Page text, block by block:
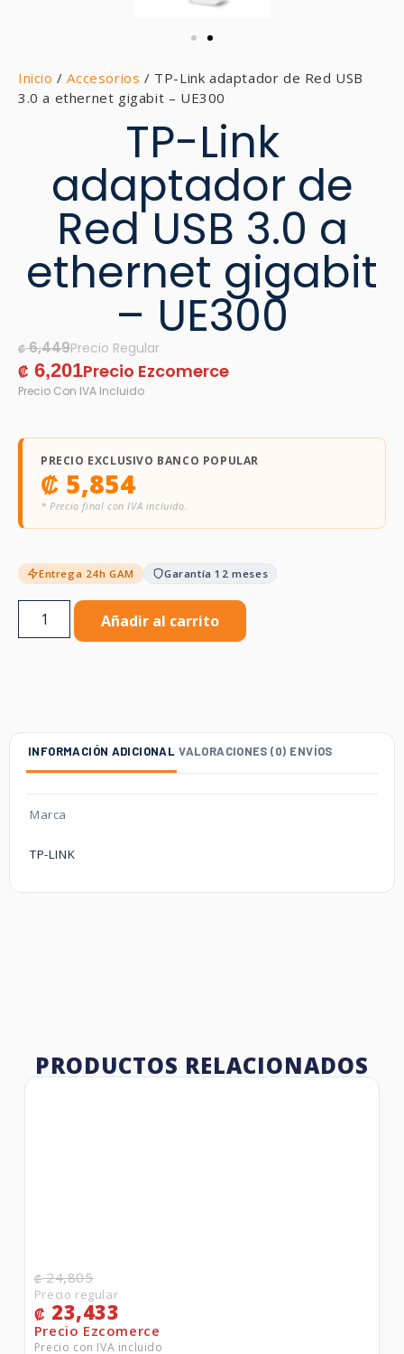
Inicio /Accesorios / TP-Link adaptador de Red USB
3.0 a ethernet gigabit – UE300
TP-Link
adaptador de
Red USB 3.0 a
ethernet gigabit
– UE300
₡6,449
₡ 6,201
PRECIO EXCLUSIVO BANCO POPULAR
₡ 5,854
* Precio final con IVA incluido.
Entrega 24h GAM Garantía 12 meses
Añadir al carrito
INFORMACIÓN ADICIONAL VALORACIONES (0) ENVÍOS
Marca
TP-LINK
PRODUCTOS RELACIONADOS
₡24,805
₡ 23,433